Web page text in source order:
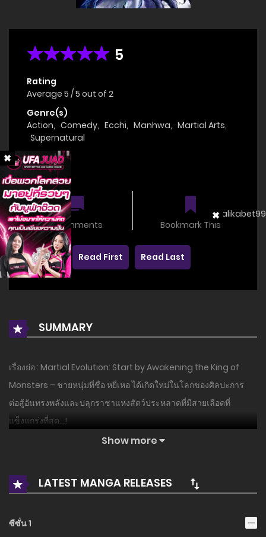
5
Rating
Average 5 /5 out of 2
Genre(s)
Action, Comedy, Ecchi, Manhwa, Martial Arts,
Supernatural
Status
OnGoing
0 comments Bookmark This
Read First Read Last
SUMMARY
เรื่องย่อ : Martial Evolution: Start by Awakening the King of
Monsters – ชายหนุ่มที่ชื่อ หยี่เหอ ได้เกิดใหม่ในโลกของศิลปะการ
ต่อสู้อันทรงพลังและปลุกราชาแห่งสัตว์ประหลาดที่มีสายเลือดที่
แข็งแกร่งที่สุด…!
อ่านเรื่องนี้ก่อนใครได้ที่ MANGA-LC.NET เท่านั้น!
Show more
LATEST MANGA RELEASES
ซีซั่น 1